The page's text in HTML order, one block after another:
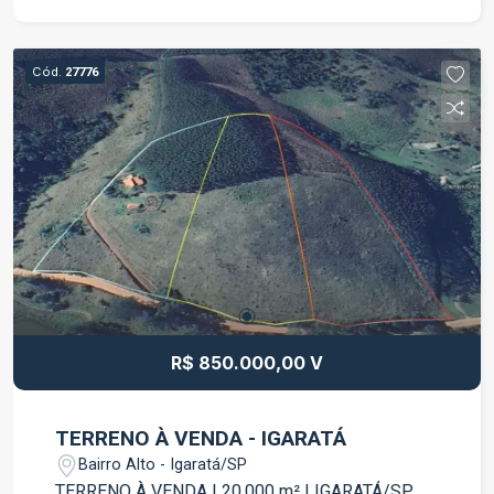
Frente para a Estrada Municipal José Augusto
Barbosa; Fácil acesso; Aproximadamente metade
do percurso em estrada asfaltada; Região
tranquila e cercada pela natureza; Excelente para
formação de chácara, sítio, lazer, moradia ou
investimento; Grande potencial de valorização. A
localização une a tranquilidade do campo com a
praticidade de um acesso facilitado,
proporcionando qualidade de vida e diversas
possibilidades de aproveitamento da área. Entre
em contato para mais informações e agende uma
visita para conhecer esta excelente oportunidade
Cód. 27776
R$ 850.000,00 V
TERRENO À VENDA - IGARATÁ
Bairro Alto - Igaratá/SP